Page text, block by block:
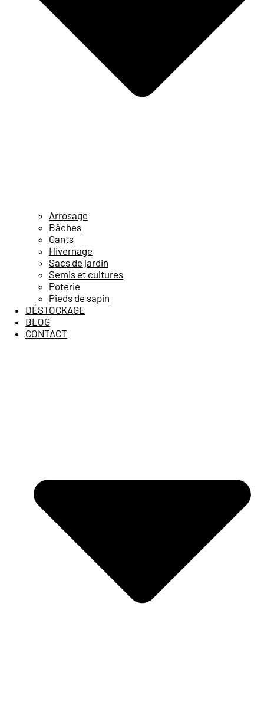
Arrosage
Bâches
Gants
Hivernage
Sacs de jardin
Semis et cultures
Poterie
Pieds de sapin
DÉSTOCKAGE
BLOG
CONTACT